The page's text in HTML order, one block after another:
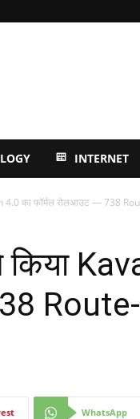
INTERNET
4.0 का फॉर्मल रोलआउट — 738
WhatsApp